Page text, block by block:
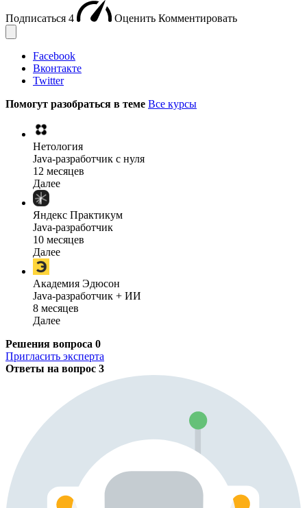
Подписаться 4 Оценить Комментировать
Facebook
Вконтакте
Twitter
Помогут разобраться в теме Все курсы
Нетология
Java-разработчик с нуля
12 месяцев
Далее
Яндекс Практикум
Java-разработчик
10 месяцев
Далее
Академия Эдюсон
Java-разработчик + ИИ
8 месяцев
Далее
Решения вопроса 0
Пригласить эксперта
Ответы на вопрос 3